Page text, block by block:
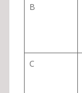
B
C